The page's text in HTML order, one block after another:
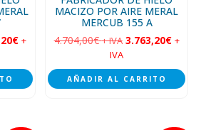
€ +
MACIZO POR AIRE MERAL
MERCUB 155 A
4.704,00€ + IVA 3.763,20€ +
IVA
AÑADIR AL CARRITO